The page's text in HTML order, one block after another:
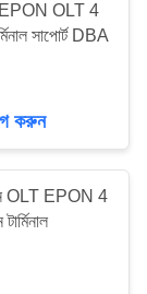
61
OLT 4
সাপোর্ট DBA
করুন
OLT EPON 4